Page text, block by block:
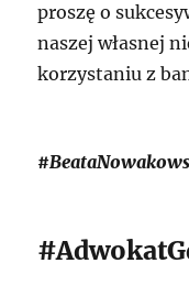
proszę o
naszej własnej
korzystaniu z